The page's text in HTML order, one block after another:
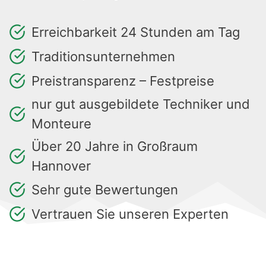
Erreichbarkeit 24 Stunden am Tag
Traditionsunternehmen
Preistransparenz – Festpreise
nur gut ausgebildete Techniker und
Monteure
Über 20 Jahre in Großraum
Hannover
Sehr gute Bewertungen
Vertrauen Sie unseren Experten